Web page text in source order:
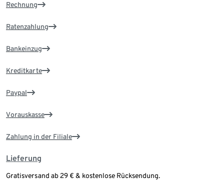
Rechnung
Ratenzahlung
Bankeinzug
Kreditkarte
Paypal
Vorauskasse
Zahlung in der Filiale
Lieferung
Gratisversand ab 29 € & kostenlose Rücksendung.